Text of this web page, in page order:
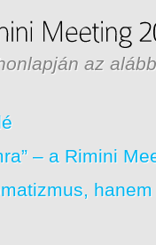
az
– a Rimini